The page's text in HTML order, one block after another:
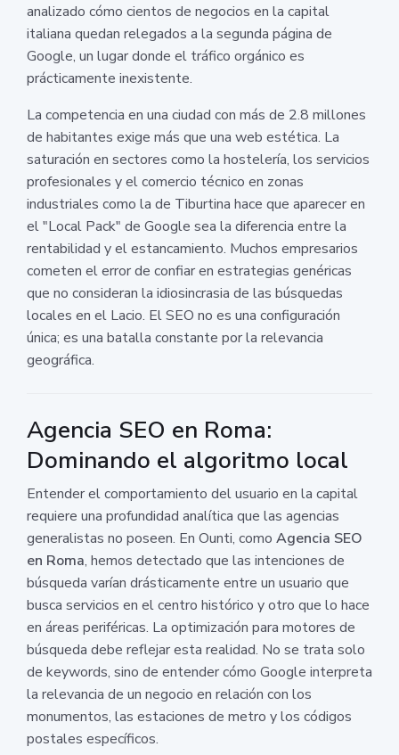
analizado cómo cientos de negocios en la capital
italiana quedan relegados a la segunda página de
Google, un lugar donde el tráfico orgánico es
prácticamente inexistente.
La competencia en una ciudad con más de 2.8 millones
de habitantes exige más que una web estética. La
saturación en sectores como la hostelería, los servicios
profesionales y el comercio técnico en zonas
industriales como la de Tiburtina hace que aparecer en
el "Local Pack" de Google sea la diferencia entre la
rentabilidad y el estancamiento. Muchos empresarios
cometen el error de confiar en estrategias genéricas
que no consideran la idiosincrasia de las búsquedas
locales en el Lacio. El SEO no es una configuración
única; es una batalla constante por la relevancia
geográfica.
Agencia SEO en Roma:
Dominando el algoritmo local
Entender el comportamiento del usuario en la capital
requiere una profundidad analítica que las agencias
generalistas no poseen. En Ounti, como Agencia SEO
en Roma, hemos detectado que las intenciones de
búsqueda varían drásticamente entre un usuario que
busca servicios en el centro histórico y otro que lo hace
en áreas periféricas. La optimización para motores de
búsqueda debe reflejar esta realidad. No se trata solo
de keywords, sino de entender cómo Google interpreta
la relevancia de un negocio en relación con los
monumentos, las estaciones de metro y los códigos
postales específicos.